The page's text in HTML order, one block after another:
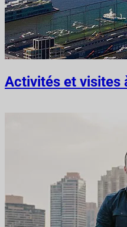
Activités et visites